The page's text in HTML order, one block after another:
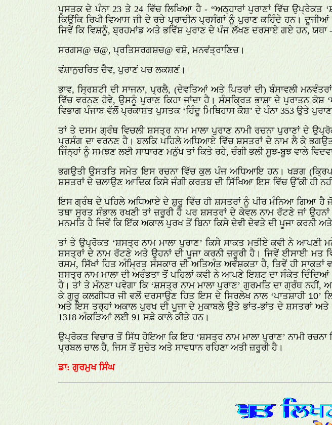
ਪੁਸਤਕ ਦੇ ਪੰਨਾ 23 ਤੇ 24 ਵਿੱਚ ਲਿਖਿਆ ਹੈ - “ਅਠ੍ਹਾਰਾਂ ਪੁਰਾਣਾਂ ਵਿੱਚ ਉਪ੍ਰੇਕਤ
ਕਿਉਂਕਿ ਰਿਖੀ ਵਿਆਸ ਜੀ ਦੇ ਰਚੇ ਪ੍ਰਾਚੀਨ ਪ੍ਰਸੰਗਾਂ ਨੂੰ ਪੁਰਾਣ ਕਹਿੰਦੇ ਹਨ। ਦੂਜੀਆਂ
ਜਿਵੇਂ ਕਿ ਵਿਸ਼ਨੂੰ, ਬ੍ਰਹਮਾਂਡ ਅਤੇ ਭਵਿੱਸ਼ ਪੁਰਾਣ ਦੇ ਪੰਜ ਲੱਖਣ ਦਰਸਾਏ ਗਏ ਹਨ, ਯਥਾ -
ਸਰਗਸ@ ਚ@, ਪ੍ਰਤਿਸਰਗਸ਼ਚ@ ਵਸ਼ੋ, ਮਨਵਂਤ੍ਰਾਣਿਚ।
ਵਂਸ਼ਾਨੁਚਰਿਤ ਚੈਵ, ਪੁਰਾਣਂ ਪਚ ਲਕਸ਼ਣਂ।
ਭਾਵ, ਸ੍ਰਿਸ਼ਟੀ ਦੀ ਸਾਜਨਾ, ਪ੍ਰਲੈ, (ਦੇਵਤਿਆਂ ਅਤੇ ਪਿਤਰਾਂ ਦੀ) ਬੰਸਾਵਲੀ
ਵਿੱਚ ਵਰਨਣ ਹੋਵੇ, ਉਸਨੂੰ ਪੁਰਾਣ ਕਿਹਾ ਜਾਂਦਾ ਹੈ। ਸੰਸਕ੍ਰਿਤ ਭਾਸ਼ਾ ਦੇ ਪੁਰਾਤਨ
ਵਿਭਾਗ ਪੰਜਾਬ ਵੱਲੋਂ ਪ੍ਰਕਾਸ਼ਤ ਪੁਸਤਕ ‘ਹਿੰਦੂ ਮਿਥਿਹਾਸ ਕੋਸ਼’ ਦੇ ਪੰਨਾ 353 ਉਤੇ
ਤਾਂ ਤੇ ਦਸਮ ਗ੍ਰੰਥ ਵਿਚਲੀ ਸ਼ਸਤ੍ਰ ਨਾਮ ਮਾਲਾ ਪੁਰਾਣ ਨਾਮੀ ਰਚਨਾ ਪੁਰਾਣਾਂ ਦੇ
ਪ੍ਰਸੰਗ ਦਾ ਵਰਨਣ ਹੈ। ਬਲਕਿ ਪਹਿਲੇ ਅਧਿਆਏ ਵਿੱਚ ਸ਼ਸਤਰਾਂ ਦੇ ਨਾਮ ਲੈ ਕੇ
ਜਿੰਨ੍ਹਾਂ ਨੂੰ ਸਮਝਣ ਲਈ ਸਾਧਾਰਣ ਮਨੁੱਖ ਤਾਂ ਕਿਤੇ ਰਹੇ, ਚੰਗੀ ਭਲੀ ਸੂਝ-ਬੂਝ ਵਾਲੇ
ਭਗਉਤੀ ਉਸਤਤਿ ਸਮੇਤ ਇਸ ਰਚਨਾ ਵਿੱਚ ਕੁਲ ਪੰਜ ਅਧਿਆਇ ਹਨ। ਖੜਗ
ਸ਼ਸਤਰਾਂ ਦੇ ਚਲਾਉਣ ਆਦਿਕ ਕਿਸੇ ਜੰਗੀ ਕਰਤਬ ਦੀ ਸਿੱਖਿਆ ਇਸ ਵਿੱਚ ਉੱਕੀ ਹੀ ਨਹੀਂ
ਇਸ ਗ੍ਰੰਥ ਦੇ ਪਹਿਲੇ ਅਧਿਆਏ ਦੇ ਸ਼ੁਰੂ ਵਿੱਚ ਹੀ ਸ਼ਸਤਰਾਂ ਨੂੰ ਪੀਰ ਮੰਨਿਆ ਗਿਆ ਹੈ
ਤਥਾ ਸੁਰਤ ਸੰਭਾਲ ਰਖਣੀ ਤਾਂ ਜ਼ਰੂਰੀ ਹੈ ਪਰ ਸ਼ਸਤਰਾਂ ਦੇ ਕੇਵਲ ਨਾਮ ਰੱਟਣੇ ਜਾਂ
ਮਨਮਤਿ ਹੈ ਜਿਵੇਂ ਕਿ ਇੱਕ ਅਕਾਲ ਪੁਰਖ ਤੋਂ ਬਿਨਾ ਕਿਸੇ ਦੇਵੀ ਦੇਵਤੇ ਦੀ ਪੂਜਾ ਕਰਨੀ
ਤਾਂ ਤੇ ਉਪ੍ਰੋਕਤ ‘ਸ਼ਸਤ੍ਰ ਨਾਮ ਮਾਲਾ ਪੁਰਾਣ’ ਕਿਸੇ ਸਾਕਤ ਮਤੀਏ ਕਵੀ ਨੇ ਆਪਣੀ
ਸ਼ਸਤ੍ਰਾਂ ਦੇ ਨਾਮ ਰੱਟਣੇ ਅਤੇ ਉਹਨਾਂ ਦੀ ਪੂਜਾ ਕਰਨੀ ਜ਼ਰੂਰੀ ਹੈ। ਜਿਵੇਂ ਈਸਾਈ ਮਤ
ਰਸਮ, ਸਿੱਖਾਂ ਹਿਤ ਅੰਮ੍ਰਿਤ ਸੰਸਕਾਰ ਦੀ ਅਤਿਅੰਤ ਅਵੱਸ਼ਕਤਾ ਹੈ, ਤਿਵੇਂ ਹੀ
ਸ਼ਸਤ੍ਰ ਨਾਮ ਮਾਲਾ ਦੀ ਅਰੰਭਤਾ ਤੋਂ ਪਹਿਲਾਂ ਕਵੀ ਨੇ ਆਪਣੇ ਇਸ਼ਟ ਦਾ ਸੰਕੇਤ
ਹੈ। ਤਾਂ ਤੇ ਮੰਨਣਾ ਪਵੇਗਾ ਕਿ ‘ਸ਼ਸਤ੍ਰ ਨਾਮ ਮਾਲਾ ਪੁਰਾਣ’ ਗੁਰਮਤਿ ਦਾ ਗ੍ਰੰਥ
ਕੇ ਗੁਰੂ ਕਲਗੀਧਰ ਜੀ ਵਲੋਂ ਦਰਸਾਉਣ ਹਿਤ ਇਸ ਦੇ ਸਿਰਲੇਖ ਨਾਲ ‘ਪਾਤਸ਼ਾਹੀ 10’
ਅਤੇ ਇਸ ਤਰ੍ਹਾਂ ਅਕਾਲ ਪੁਰਖ ਦੀ ਪੂਜਾ ਦੇ ਮੁਕਾਬਲੇ ਉਤੇ ਭਾਂਤ-ਭਾਂਤ ਦੇ ਸ਼ਸਤਰਾਂ ਅਤੇ
1318 ਅੰਕੜਿਆਂ ਲਈ 91 ਸਫ਼ੇ ਕਾਲੇ ਕੀਤੇ ਹਨ।
ਉਪ੍ਰੋਕਤ ਵਿਚਾਰ ਤੋਂ ਸਿੱਧ ਹੋਇਆ ਕਿ ਇਹ ‘ਸ਼ਸਤ੍ਰ ਨਾਮ ਮਾਲਾ ਪੁਰਾਣ’ ਨਾਮੀ
ਪ੍ਰਬਲ ਚਾਲ ਹੈ, ਜਿਸ ਤੋਂ ਸੁਚੇਤ ਅਤੇ ਸਾਵਧਾਨ ਰਹਿਣਾ ਅਤੀ ਜ਼ਰੂਰੀ ਹੈ।
ਡਾ: ਗੁਰਮੁਖ ਸਿੰਘ